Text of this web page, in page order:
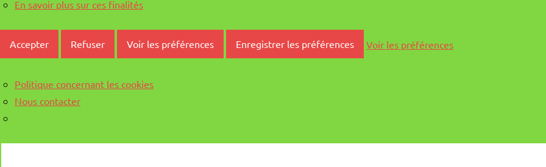
En savoir plus sur ces finalités
Accepter Refuser Voir les préférences Enregistrer les préférences Voir les préférences
Politique concernant les cookies
Nous contacter